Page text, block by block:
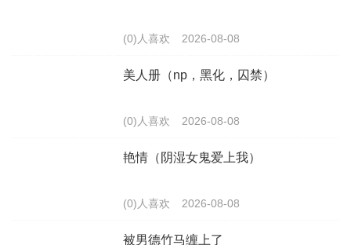
(0)人喜欢 2026-08-08
美人册（np，黑化，囚禁）
(0)人喜欢 2026-08-08
艳情（阴湿女鬼爱上我）
(0)人喜欢 2026-08-08
被男德竹马缠上了